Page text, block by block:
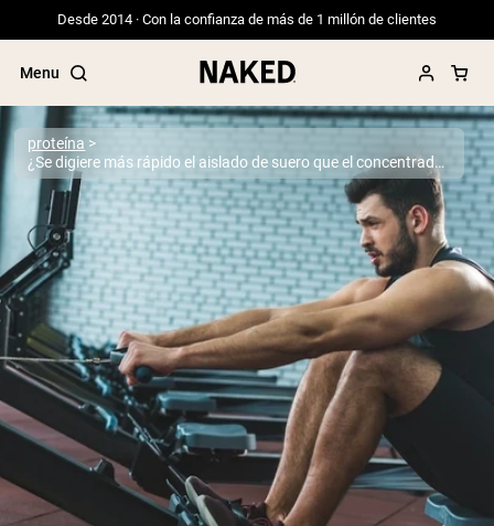
Desde 2014 · Con la confianza de más de 1 millón de clientes
Menu
Términos de Búsqueda Populares
”Protein Powder“
”Overnight Oats“
”Vegan protein“
”Collagen“
”Micellar Casein“
proteína
¿Se digiere más rápido el aislado de suero que el concentrado?